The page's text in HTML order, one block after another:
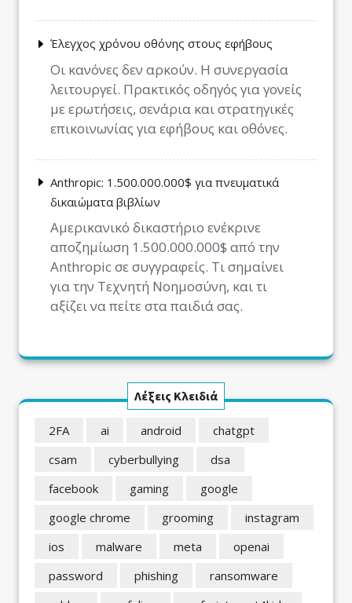
Έλεγχος χρόνου οθόνης στους εφήβους
Οι κανόνες δεν αρκούν. Η συνεργασία
λειτουργεί. Πρακτικός οδηγός για γονείς
με ερωτήσεις, σενάρια και στρατηγικές
επικοινωνίας για εφήβους και οθόνες.
Anthropic: 1.500.000.000$ για πνευματικά
δικαιώματα βιβλίων
Αμερικανικό δικαστήριο ενέκρινε
αποζημίωση 1.500.000.000$ από την
Anthropic σε συγγραφείς. Τι σημαίνει
για την Τεχνητή Νοημοσύνη, και τι
αξίζει να πείτε στα παιδιά σας.
Λέξεις Κλειδιά
2FA ai android
chatgpt
csam
cyberbullying
dsa
facebook
gaming
google
google chrome
grooming
instagram
ios
malware meta
openai
password
phishing
ransomware